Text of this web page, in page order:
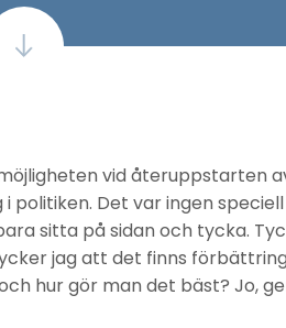
vid återuppstarten
politiken. Det var ingen
sitta på sidan och tycka.
jag att det finns
hur gör man det bäst? Jo,